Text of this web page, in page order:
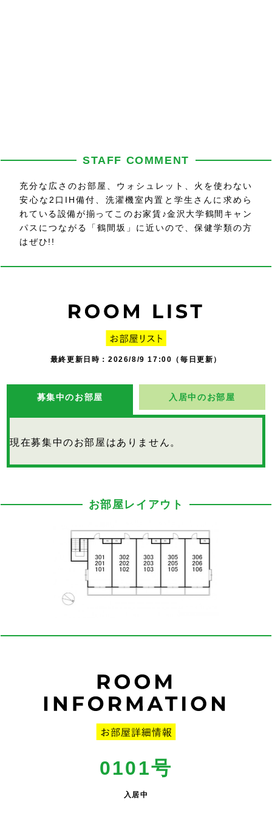
STAFF COMMENT
充分な広さのお部屋、ウォシュレット、火を使わない
安心な2口IH備付、洗濯機室内置と学生さんに求めら
れている設備が揃ってこのお家賃♪金沢大学鶴間キャン
パスにつながる「鶴間坂」に近いので、保健学類の方
はぜひ!!
最終更新日時：2026/8/9 17:00（毎日更新）
募集中のお部屋 入居中のお部屋
現在募集中のお部屋はありません。
お部屋レイアウト
0101号
入居中